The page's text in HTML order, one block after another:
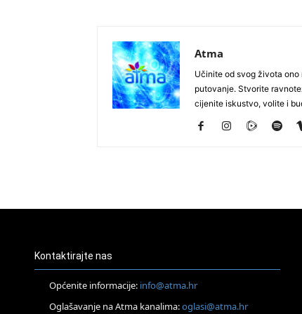
Atma
Učinite od svog života
putovanje. Stvorite
cijenite iskustvo, volite i
Kontaktirajte nas
Općenite informacije: info@atma.hr
Oglašavanje na Atma kanalima:oglasi@atma.hr